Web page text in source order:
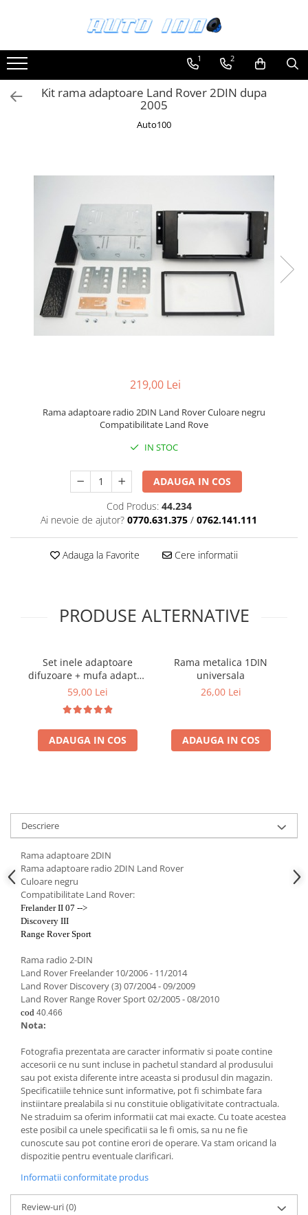
Montaj Sisteme Audio Auto
Accesorii interior
Covorase cauciuc auto dedicate
Odorizant Auto
Tavite portbagaj auto
Pachete Audio
Accesorii Sisteme Audio
Conectica
Cupla carkit
Cupla radio aftermarket
Cupla radio OEM
Conectori Difuzoare
Difuzoare, boxe auto coaxiale
Difuzoare-Sisteme / Componente
Subwoofer
Alarme auto Alarme masina
Detectoare Radar
Senzori parcare auto
Echipamente atelier
Consumabile Service
Piese si accesorii
Amortizoare hayon
Accesorii auto
Incalzire scaune
Stergatoare auto
Paravanturi auto
Lumini ambientale
1 2
Kit rama adaptoare Land Rover 2DIN dupa
2005
Auto100
219,00 Lei
Rama adaptoare radio 2DIN Land Rover Culoare negru
Compatibilitate Land Rove
IN STOC
ADAUGA IN COS
Cod Produs: 44.234
Ai nevoie de ajutor? 0770.631.375 / 0762.141.111
Adauga la Favorite Cere informatii
PRODUSE ALTERNATIVE
Set inele adaptoare
difuzoare + mufa adaptor
difuzor VW Golf IV
59,00 Lei
ADAUGA IN COS
Rama metalica 1DIN
universala
26,00 Lei
ADAUGA IN COS
Descriere
Rama adaptoare 2DIN
Rama adaptoare radio 2DIN Land Rover
Culoare negru
Compatibilitate Land Rover:
Frelander II 07 -->
Discovery III
Range Rover Sport
Rama radio 2-DIN
Land Rover Freelander 10/2006 - 11/2014
Land Rover Discovery (3) 07/2004 - 09/2009
Land Rover Range Rover Sport 02/2005 - 08/2010
cod 40.466
Nota:
Fotografia prezentata are caracter informativ si poate contine
accesorii ce nu sunt incluse in pachetul standard al produsului
sau pot exista diferente intre aceasta si produsul din magazin.
Specificatiile tehnice sunt informative, pot fi schimbate fara
instiintare prealabila si nu constituie obligativitate contractuala.
Ne straduim sa oferim informatii cat mai exacte. Cu toate acestea
este posibil ca unele specificatii sa le fi omis, sa nu ne fie
cunoscute sau pot contine erori de operare. Va stam oricand la
dispozitie pentru eventuale clarificari.
Informatii conformitate produs
Review-uri(0)